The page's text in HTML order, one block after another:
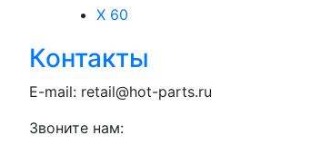
X 60
Контакты
E-mail: retail@hot-parts.ru
Звоните нам: